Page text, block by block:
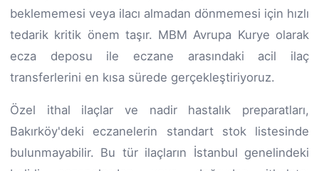
beklememesi veya ilacı almadan dönmemesi için hızlı
tedarik kritik önem taşır. MBM Avrupa Kurye olarak
ecza deposu ile eczane arasındaki acil ilaç
transferlerini en kısa sürede gerçekleştiriyoruz.
Özel ithal ilaçlar ve nadir hastalık preparatları,
Bakırköy'deki eczanelerin standart stok listesinde
bulunmayabilir. Bu tür ilaçların İstanbul genelindeki